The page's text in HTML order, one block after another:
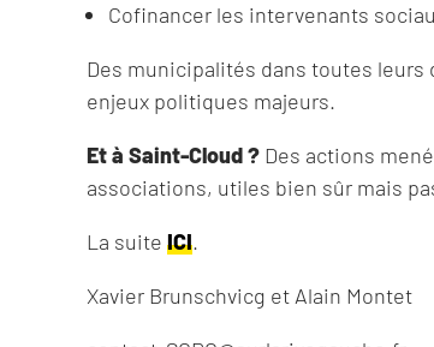
Cofinancer les intervenants
Des municipalités dans toutes
enjeux politiques majeurs.
Et à Saint-Cloud ? Des actions
associations, utiles bien sûr mais
La suite ICI.
Xavier Brunschvicg et Alain Montet